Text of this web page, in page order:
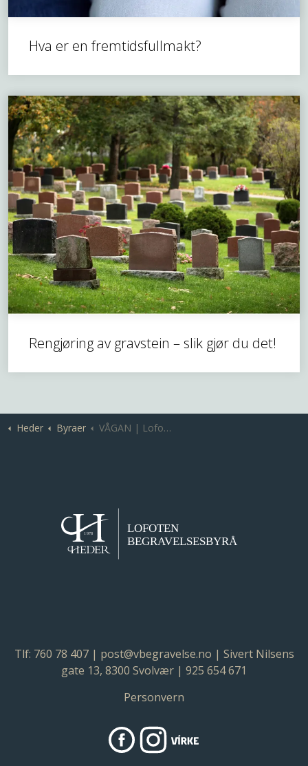
Hva er en fremtidsfullmakt?
Rengjøring av gravstein – slik gjør du det!
Heder Byraer VÅGAN | Lofoten Begravelsesbyrå
Tlf: 760 78 407| post@vbegravelse.no | Sivert Nilsens
gate 13, 8300 Svolvær | 925 654 671
Personvern